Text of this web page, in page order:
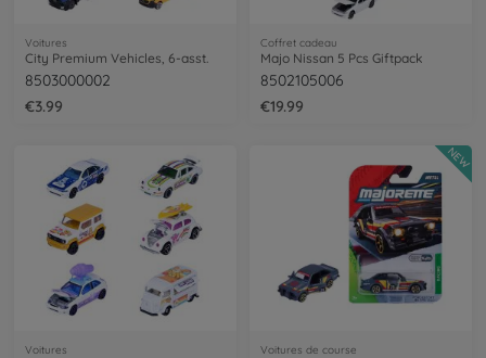
Voitures
City Premium Vehicles, 6-asst.
8503000002
€3.99
Coffret cadeau
Majo Nissan 5 Pcs Giftpack
8502105006
€19.99
Voitures Voitures de course
NEW